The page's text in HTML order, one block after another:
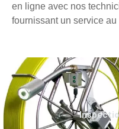
en ligne avec nos
fournissant un service